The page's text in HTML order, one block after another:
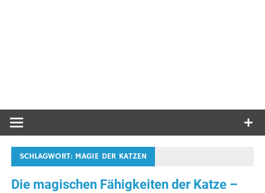
SCHLAGWORT: MAGIE DER KATZEN
Die magischen Fähigkeiten der Katze –